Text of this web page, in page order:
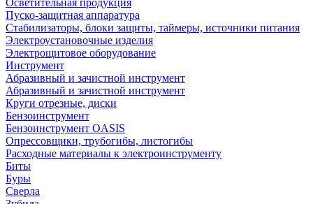
Осветительная продукция
Пуско-защитная аппаратура
Стабилизаторы, блоки защиты, таймеры, источники питания
Электроустановочные изделия
Электрощитовое оборудование
Инструмент
Абразивный и зачистной инструмент
Абразивный и зачистной инструмент
Круги отрезные, диски
Бензоинструмент
Бензоинструмент OASIS
Опрессовщики, трубогибы, листогибы
Расходные материалы к электроинструменту
Биты
Буры
Сверла